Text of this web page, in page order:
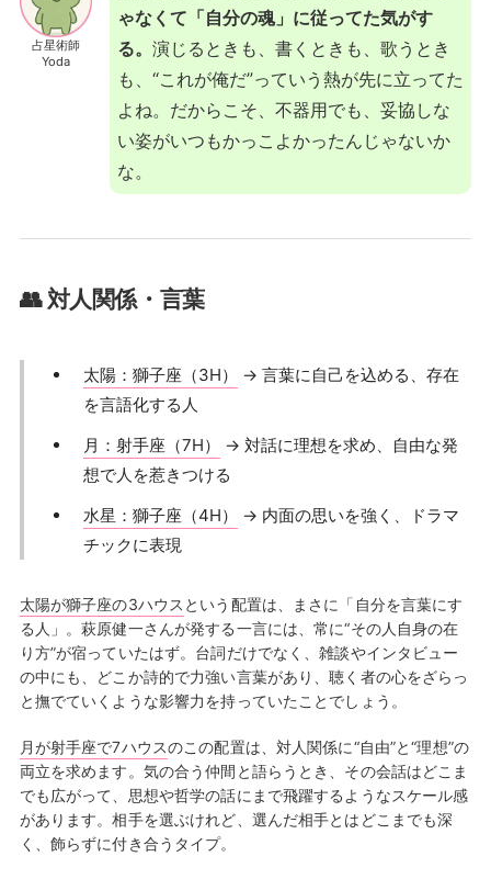
占星術師
Yoda
ゃなくて「自分の魂」に従ってた気がす
る。 演じるときも、書くときも、歌うとき
も、“これが俺だ”っていう熱が先に立ってた
よね。だからこそ、不器用でも、妥協しな
い姿がいつもかっこよかったんじゃないか
な。
👥 対人関係・言葉
太陽：獅子座（3H）
→ 言葉に自己を込める、存在
を言語化する人
月：射手座（7H）
→ 対話に理想を求め、自由な発
想で人を惹きつける
水星：獅子座（4H）
→ 内面の思いを強く、ドラマ
チックに表現
太陽が獅子座の3ハウス という配置は、まさに「自分を言葉にす
る人」。萩原健一さんが発する一言には、常に“その人自身の在
り方”が宿っていたはず。台詞だけでなく、雑談やインタビュー
の中にも、どこか詩的で力強い言葉があり、聴く者の心をざらっ
と撫でていくような影響力を持っていたことでしょう。
月が射手座で7ハウスのこの配置は、対人関係に“自由”と“理想”の
両立を求めます。気の合う仲間と語らうとき、その会話はどこま
でも広がって、思想や哲学の話にまで飛躍するようなスケール感
があります。相手を選ぶけれど、選んだ相手とはどこまでも深
く、飾らずに付き合うタイプ。